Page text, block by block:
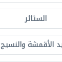
الستائر
الأقمشة والنسيج